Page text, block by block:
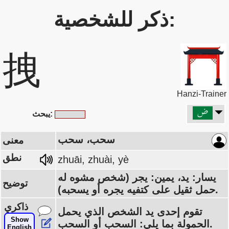
ذكر للشخصية:
拽
Hanzi-Trainer
يبحث:
معنى سحب، سحب
نطق zhuāi, zhuài, yè
توضيح
يسار: يد، يمين: يجر (شخص مشوه له
حمل ثقيل على كتفيه يجره أو يسحبه).
ذاكري
Show
English
تقوم إحدى يد الشخص الذي يحمل
الحمولة بما يلي: السحب أو السحب.